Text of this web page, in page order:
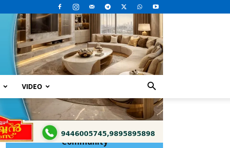
VIDEO
Click Here toJoinWhatsApp
Community